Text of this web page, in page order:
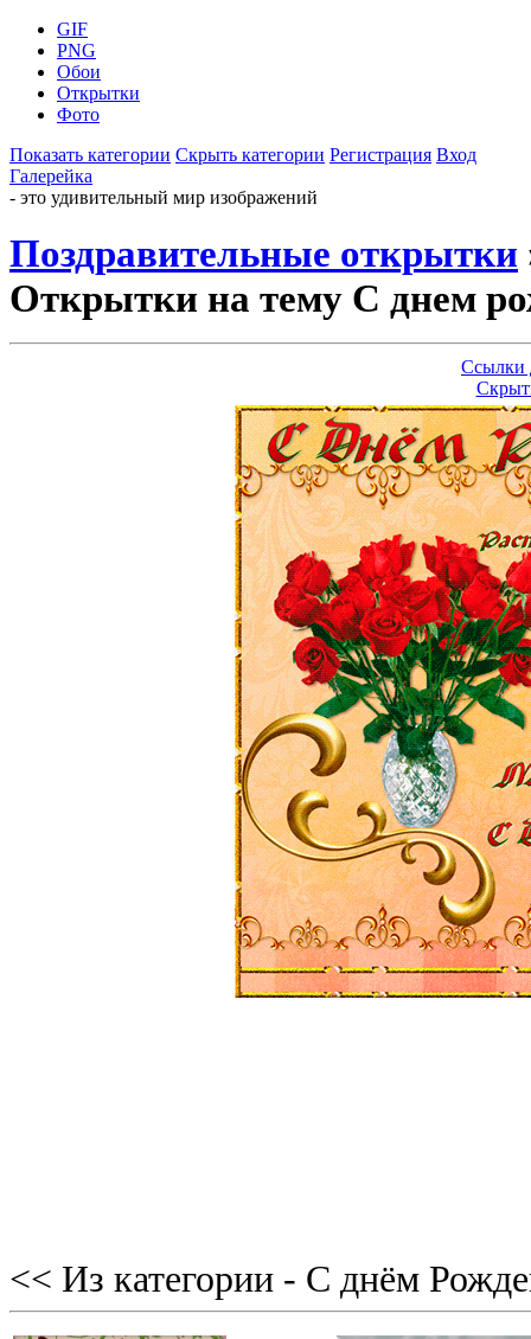
GIF
PNG
Обои
Открытки
Фото
Показать категории Скрыть категории Регистрация Вход
Галерейка
- это удивительный мир изображений
Поздравительные открытки
Открытки на тему С днем
Ссылки
<< Из категории - С днём